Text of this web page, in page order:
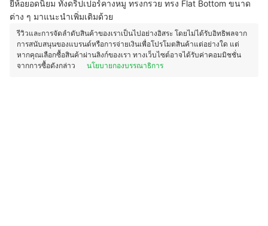
ยี่ห้อยอดนิยม ทั้งดริปเปอร์คางหมู ทรงกรวย ทรง Flat Bottom ขนาด
ต่าง ๆ มาแนะนำเพิ่มเติมด้วย
รีวิวและการจัดลำดับสินค้าของเราเป็นไปอย่างอิสระ โดยไม่ได้รับอิทธิพลจาก
การสนับสนุนของแบรนด์หรือการจ่ายเงินเพื่อโปรโมตสินค้าแต่อย่างใด แต่
หากคุณเลือกซื้อสินค้าผ่านลิงก์ของเรา ทางเว็บไซต์อาจได้รับค่าคอมมิชชั่น
จากการซื้อดังกล่าว
นโยบายกองบรรณาธิการ